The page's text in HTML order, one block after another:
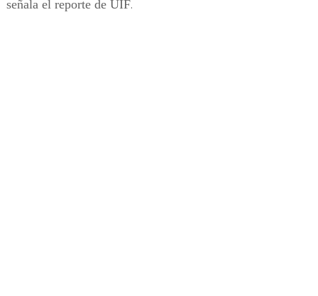
señala el reporte de UIF.